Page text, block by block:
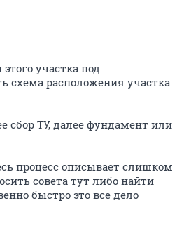
участка под
схема расположения участка
сбор ТУ, далее фундамент или
процесс описывает слишком
совета тут либо найти
быстро это все дело